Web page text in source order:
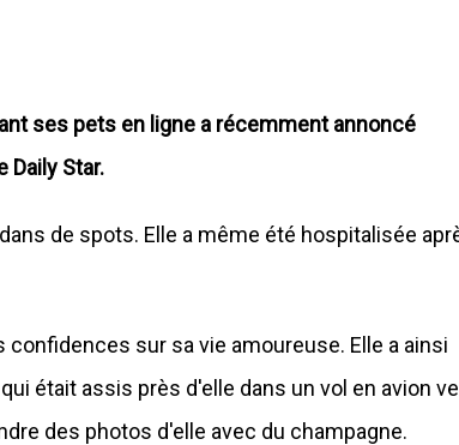
ses pets en ligne a récemment annoncé
Daily Star.
de spots. Elle a même été hospitalisée
sur sa vie amoureuse. Elle a ainsi
était assis près d'elle dans un vol en avion
des photos d'elle avec du champagne.